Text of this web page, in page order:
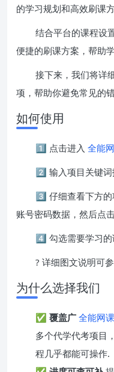
的学习规划和高效刷课
结合平台的课程设
便捷的刷课方案，帮助
接下来，我们将详
项，帮助你避免常见的
如何使用
1️⃣ 点击进入 全能
2️⃣ 输入项目关键
3️⃣ 仔细查看下方
账号密码数据，然后点
4️⃣ 勾选需要学习
? 详细图文说明可
为什么选择我们
✅ 覆盖广 全能网
多个代学代考项目
程几乎都能可操作.